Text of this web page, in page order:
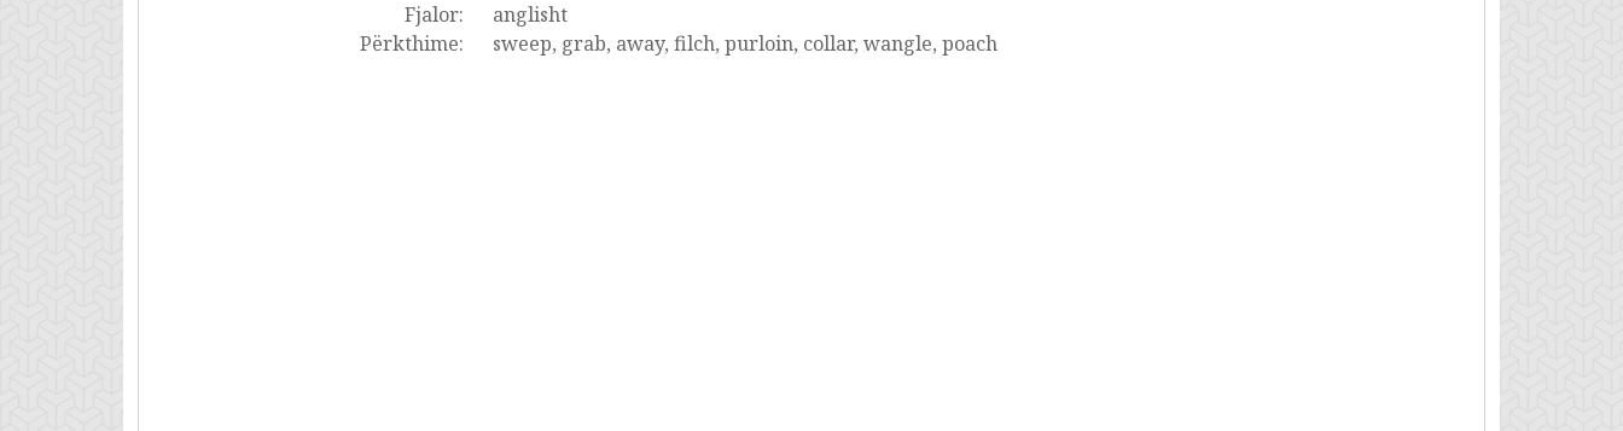
Fjalor:
anglisht
Përkthime:
sweep, grab, away, filch, purloin, collar, wangle, poach